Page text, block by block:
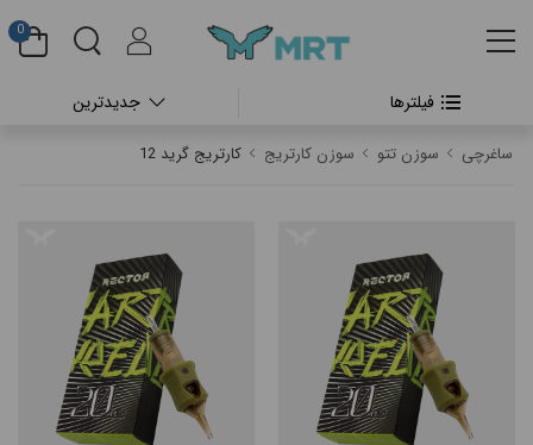
#بدون دسته بندی
#پن شارژی HEX
0
ساغرچی سوزن تتو سوزن کارتریج کارتریج گرید 12
فیلترها جدیدترین